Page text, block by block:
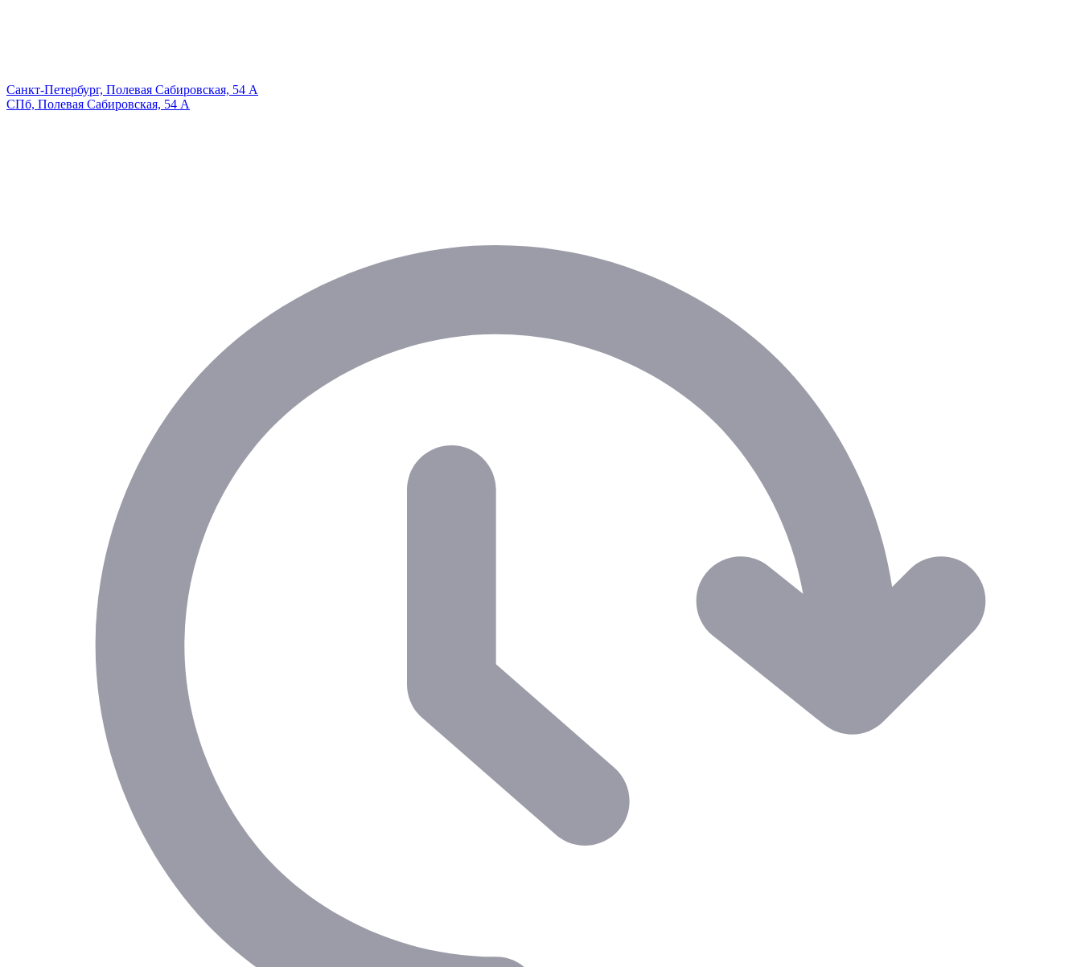
Санкт-Петербург, Полевая Сабировская, 54 А
СПб, Полевая Сабировская, 54 А